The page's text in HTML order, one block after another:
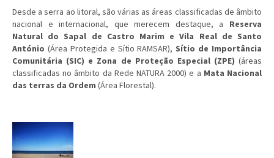
Desde a serra ao litoral, são várias as áreas classificadas de âmbito
nacional e internacional, que merecem destaque, a Reserva
Natural do Sapal de Castro Marim e Vila Real de Santo
António (Área Protegida e Sítio RAMSAR), Sítio de Importância
Comunitária (SIC) e Zona de Proteção Especial (ZPE) (áreas
classificadas no âmbito da Rede NATURA 2000) e a Mata Nacional
das terras da Ordem (Área Florestal).